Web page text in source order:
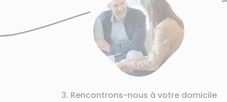
3. Rencontrons-nous à votre domicile